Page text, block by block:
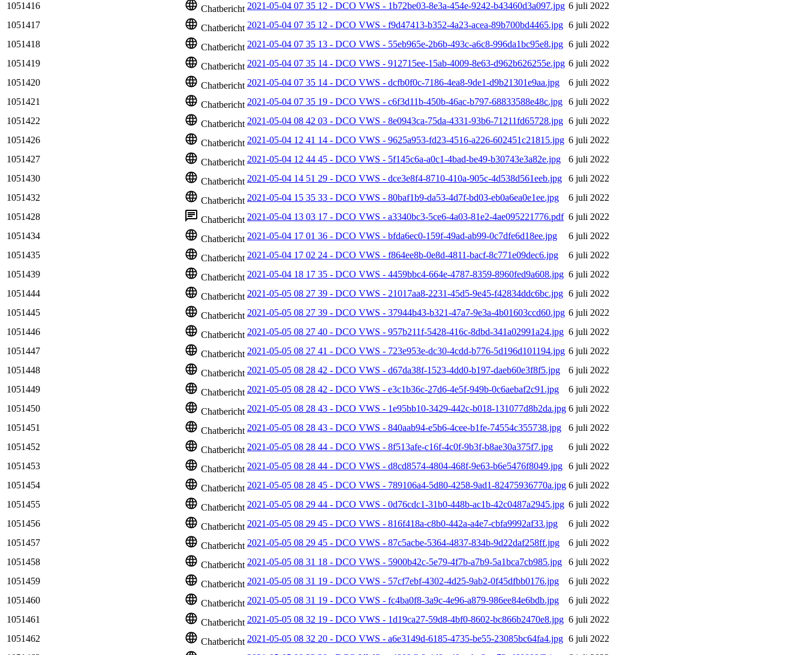
1051416
Chatbericht 2021-05-04 07 35 12 - DCO VWS - 1b72be03-8e3a-454e-9242-b43460d3a097.jpg 6 juli 2022
1051417
Chatbericht 2021-05-04 07 35 12 - DCO VWS - f9d47413-b352-4a23-acea-89b700bd4465.jpg 6 juli 2022
1051418
Chatbericht 2021-05-04 07 35 13 - DCO VWS - 55eb965e-2b6b-493c-a6c8-996da1bc95e8.jpg 6 juli 2022
1051419
Chatbericht 2021-05-04 07 35 14 - DCO VWS - 912715ee-15ab-4009-8e63-d962b626255e.jpg 6 juli 2022
1051420
Chatbericht 2021-05-04 07 35 14 - DCO VWS - dcfb0f0c-7186-4ea8-9de1-d9b21301e9aa.jpg
6 juli 2022
1051421
Chatbericht 2021-05-04 07 35 19 - DCO VWS - c6f3d11b-450b-46ac-b797-68833588e48c.jpg 6 juli 2022
1051422
Chatbericht 2021-05-04 08 42 03 - DCO VWS - 8e0943ca-75da-4331-93b6-71211fd65728.jpg 6 juli 2022
1051426
Chatbericht 2021-05-04 12 41 14 - DCO VWS - 9625a953-fd23-4516-a226-602451c21815.jpg 6 juli 2022
1051427
Chatbericht 2021-05-04 12 44 45 - DCO VWS - 5f145c6a-a0c1-4bad-be49-b30743e3a82e.jpg
6 juli 2022
1051430
Chatbericht 2021-05-04 14 51 29 - DCO VWS - dce3e8f4-8710-410a-905c-4d538d561eeb.jpg
6 juli 2022
1051432
Chatbericht 2021-05-04 15 35 33 - DCO VWS - 80baf1b9-da53-4d7f-bd03-eb0a6ea0e1ee.jpg
6 juli 2022
1051428
Chatbericht 2021-05-04 13 03 17 - DCO VWS - a3340bc3-5ce6-4a03-81e2-4ae095221776.pdf 6 juli 2022
1051434
Chatbericht 2021-05-04 17 01 36 - DCO VWS - bfda6ec0-159f-49ad-ab99-0c7dfe6d18ee.jpg
6 juli 2022
1051435
Chatbericht 2021-05-04 17 02 24 - DCO VWS - f864ee8b-0e8d-4811-bacf-8c771e09dec6.jpg
6 juli 2022
1051439
Chatbericht 2021-05-04 18 17 35 - DCO VWS - 4459bbc4-664e-4787-8359-8960fed9a608.jpg 6 juli 2022
1051444
Chatbericht 2021-05-05 08 27 39 - DCO VWS - 21017aa8-2231-45d5-9e45-f42834ddc6bc.jpg 6 juli 2022
1051445
Chatbericht 2021-05-05 08 27 39 - DCO VWS - 37944b43-b321-47a7-9e3a-4b01603ccd60.jpg 6 juli 2022
1051446
Chatbericht 2021-05-05 08 27 40 - DCO VWS - 957b211f-5428-416c-8dbd-341a02991a24.jpg 6 juli 2022
1051447
Chatbericht 2021-05-05 08 27 41 - DCO VWS - 723e953e-dc30-4cdd-b776-5d196d101194.jpg 6 juli 2022
1051448
Chatbericht 2021-05-05 08 28 42 - DCO VWS - d67da38f-1523-4dd0-b197-daeb60e3f8f5.jpg
6 juli 2022
1051449
Chatbericht 2021-05-05 08 28 42 - DCO VWS - e3c1b36c-27d6-4e5f-949b-0c6aebaf2c91.jpg
6 juli 2022
1051450
Chatbericht 2021-05-05 08 28 43 - DCO VWS - 1e95bb10-3429-442c-b018-131077d8b2da.jpg 6 juli 2022
1051451
Chatbericht 2021-05-05 08 28 43 - DCO VWS - 840aab94-e5b6-4cee-b1fe-74554c355738.jpg
6 juli 2022
1051452
Chatbericht 2021-05-05 08 28 44 - DCO VWS - 8f513afe-c16f-4c0f-9b3f-b8ae30a375f7.jpg
6 juli 2022
1051453
Chatbericht 2021-05-05 08 28 44 - DCO VWS - d8cd8574-4804-468f-9e63-b6e5476f8049.jpg 6 juli 2022
1051454
Chatbericht 2021-05-05 08 28 45 - DCO VWS - 789106a4-5d80-4258-9ad1-82475936770a.jpg 6 juli 2022
1051455
Chatbericht 2021-05-05 08 29 44 - DCO VWS - 0d76cdc1-31b0-448b-ac1b-42c0487a2945.jpg 6 juli 2022
1051456
Chatbericht 2021-05-05 08 29 45 - DCO VWS - 816f418a-c8b0-442a-a4e7-cbfa9992af33.jpg
6 juli 2022
1051457
Chatbericht 2021-05-05 08 29 45 - DCO VWS - 87c5acbe-5364-4837-834b-9d22daf258ff.jpg
6 juli 2022
1051458
Chatbericht 2021-05-05 08 31 18 - DCO VWS - 5900b42c-5e79-4f7b-a7b9-5a1bca7cb985.jpg
6 juli 2022
1051459
Chatbericht 2021-05-05 08 31 19 - DCO VWS - 57cf7ebf-4302-4d25-9ab2-0f45dfbb0176.jpg
6 juli 2022
1051460
Chatbericht 2021-05-05 08 31 19 - DCO VWS - fc4ba0f8-3a9c-4e96-a879-986ee84e6bdb.jpg
6 juli 2022
1051461
Chatbericht 2021-05-05 08 32 19 - DCO VWS - 1d19ca27-59d8-4bf0-8602-bc866b2470e8.jpg 6 juli 2022
1051462
Chatbericht 2021-05-05 08 32 20 - DCO VWS - a6e3149d-6185-4735-be55-23085bc64fa4.jpg 6 juli 2022